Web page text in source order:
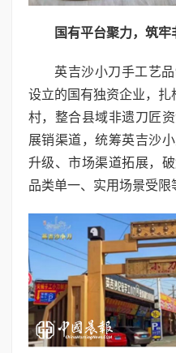
国有平台聚力，筑
英吉沙小刀手工艺
设立的国有独资企业，扎
村，整合县域非遗刀匠
展销渠道，统筹英吉沙
升级、市场渠道拓展，
品类单一、实用场景受限